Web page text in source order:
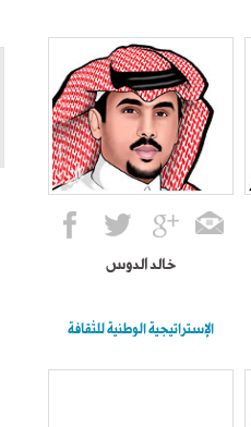
خالد الدوس
الإستراتيجية الوطنية للثقافة